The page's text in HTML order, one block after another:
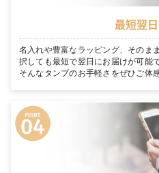
最短翌
名入れや豊富なラッピング、そのま
択しても最短で翌日にお届けが可能
そんなタンプのお手軽さをぜひご体